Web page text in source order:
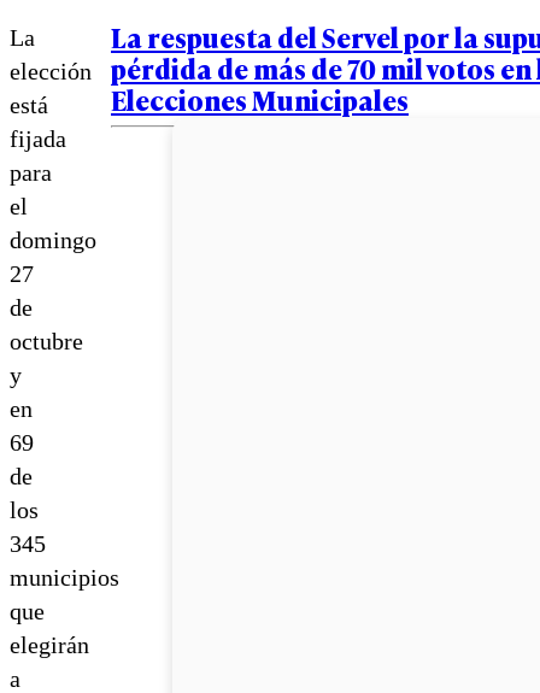
La
elección
está
fijada
para
el
domingo
27
de
octubre
y
en
69
de
los
345
municipios
que
elegirán
a
La respuesta del Servel por la
pérdida de más de 70 mil votos en
Elecciones Municipales